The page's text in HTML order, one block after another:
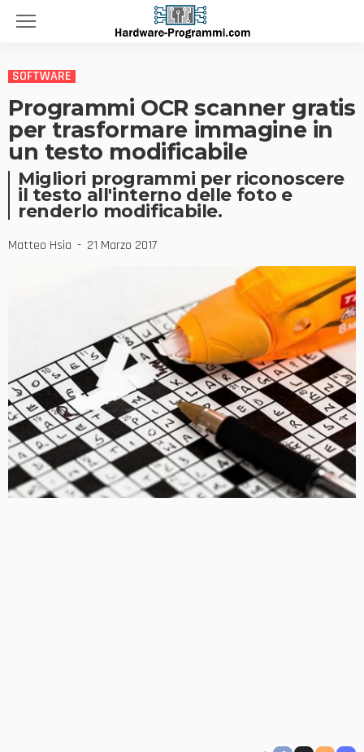
SOFTWARE
Programmi OCR scanner gratis
per trasformare immagine in
un testo modificabile
Migliori programmi per riconoscere
il testo all'interno delle foto e
renderlo modificabile.
Matteo Hsia 21 Marzo 2017